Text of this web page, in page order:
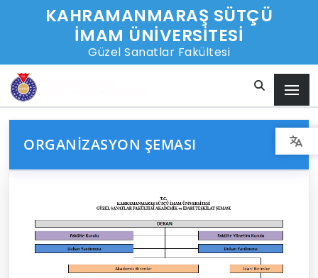
KAHRAMANMARAŞ SÜTÇÜ
İMAM ÜNİVERSİTESİ
Güzel Sanatlar Fakültesi
ORGANIZASYON ŞEMASI